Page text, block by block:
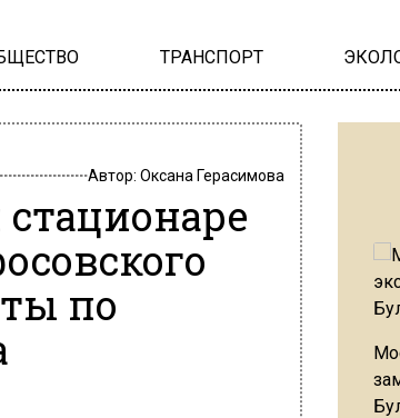
ТРАНСПОРТ
Автор: Оксана Герасимова
по